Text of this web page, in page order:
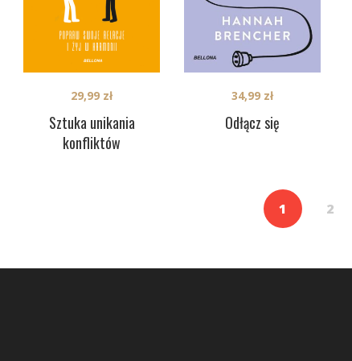
Sztuka unikania
konfliktów
29,99 zł
Odłącz się
34,99 zł
1 2